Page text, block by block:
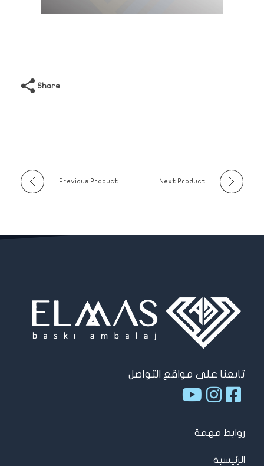
Share
Previous Product Next Product
تابعنا على مواقع التواصل
روابط مهمة
الرئيسية